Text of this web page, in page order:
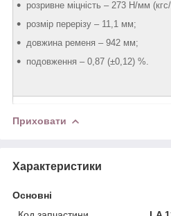
розривне міцність – 273 Н/мм
розмір перерізу – 11,1 мм;
довжина ременя – 942 мм;
подовження – 0,87 (±0,12) %.
Приховати
Характеристики
Основні